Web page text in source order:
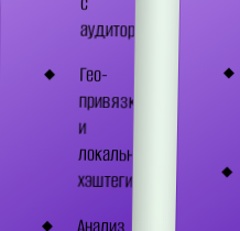
с
аудиторией
Гео-
привязка
и
локальные
хэштеги